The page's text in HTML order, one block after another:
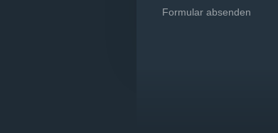
Formular absenden